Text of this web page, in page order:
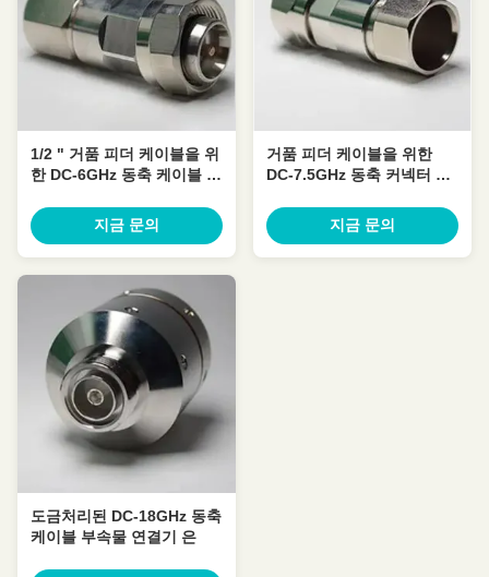
1/2 " 거품 피더 케이블을 위
한 DC-6GHz 동축 케이블 부
지금 문의
거품 피더 케이블을 위한
DC-7.5GHz 동축 커넥터 동
지금 문의
도금처리된 DC-18GHz 동축
케이블 부속물 연결기 은